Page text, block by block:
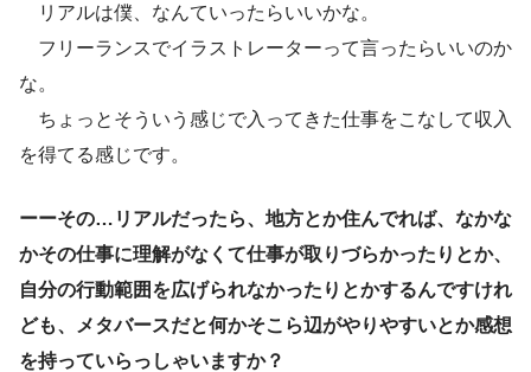
リアルは僕、なんていったらいいかな。
フリーランスでイラストレーターって言ったらいいのか
な。
ちょっとそういう感じで入ってきた仕事をこなして収入
を得てる感じです。
ーーその…リアルだったら、地方とか住んでれば、なかな
かその仕事に理解がなくて仕事が取りづらかったりとか、
自分の行動範囲を広げられなかったりとかするんですけれ
ども、メタバースだと何かそこら辺がやりやすいとか感想
を持っていらっしゃいますか？